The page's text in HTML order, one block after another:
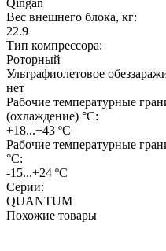
Вес внешнего блока, кг:
22.9
Тип компрессора:
Роторный
Ультрафиолетовое
нет
Рабочие температурные
(охлаждение) °C:
+18...+43 ºС
Рабочие температурные
°C:
-15...+24 ºС
Серии:
QUANTUM
Похожие товары